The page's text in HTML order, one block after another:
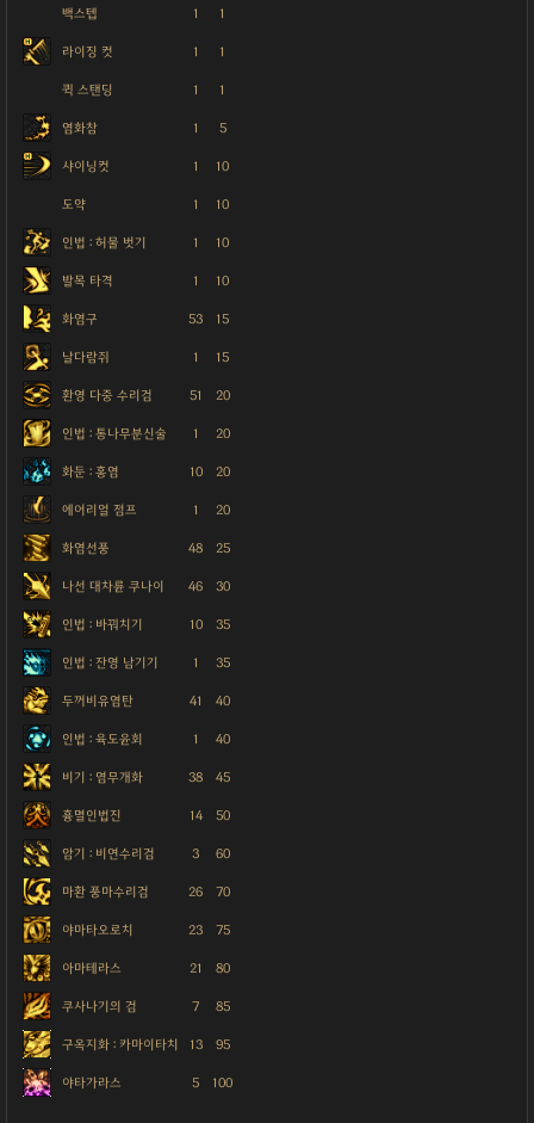
백스텝 1 1
라이징 컷 1 1
퀵 스탠딩 1 1
염화참 1 5
샤이닝컷 1 10
도약 1 10
인법 : 허물 벗기 1 10
발목 타격 1 10
화염구 53 15
날다람쥐 1 15
환영 다중 수리검 51 20
인법 : 통나무분신술 1 20
화둔 : 홍염 10 20
에어리얼 점프 1 20
화염선풍 48 25
나선 대차륜 쿠나이 46 30
인법 : 바꿔치기 10 35
인법 : 잔영 남기기 1 35
두꺼비유염탄 41 40
인법 : 육도윤회 1 40
비기 : 염무개화 38 45
흉멸인법진 14 50
암기 : 비연수리검 3 60
마환 풍마수리검 26 70
야마타오로치 23 75
아마테라스 21 80
쿠사나기의 검 7 85
구옥지화 : 카마이타치 13 95
야타가라스 5 100